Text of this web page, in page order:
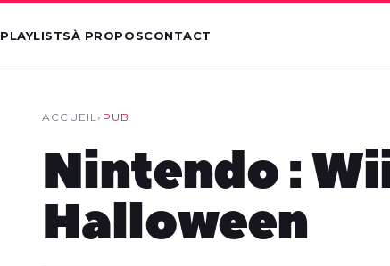
PLAYLISTSÀ PROPOSCONTACT
ACCUEIL› PUB
Nintendo :
Halloween